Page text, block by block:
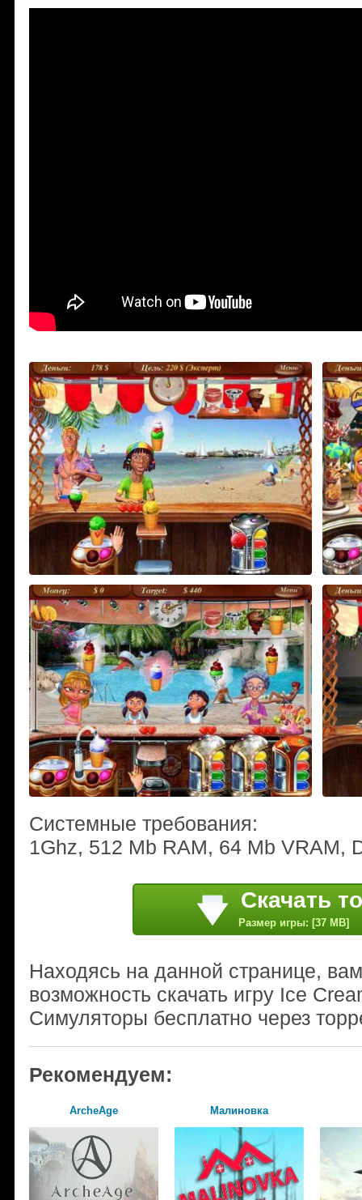
Системные требования:
1Ghz, 512 Mb RAM, 64 Mb VRAM,
Скачать
Размер игры: [37 MB]
Находясь на данной странице,
возможность скачать игру Ice
Симуляторы бесплатно через
Рекомендуем:
ArcheAge Малиновка